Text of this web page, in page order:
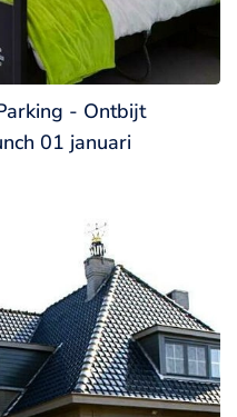
- Ontbijt
01 januari